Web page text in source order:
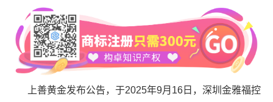
上善黄金发布公告，于2025年9月16日，深圳金雅福控